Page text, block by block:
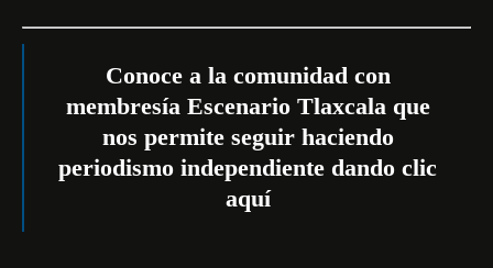
Conoce a la comunidad con
membresía Escenario Tlaxcala que
nos permite seguir haciendo
periodismo independiente dando clic
aquí